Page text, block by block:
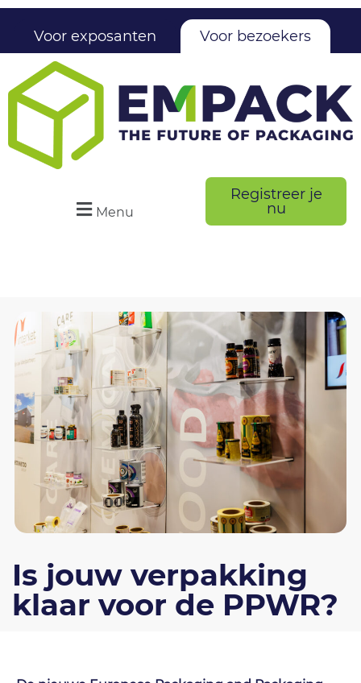
Voor exposanten Voor bezoekers
Menu
Registreer je
nu
Is jouw verpakking
klaar voor de PPWR?